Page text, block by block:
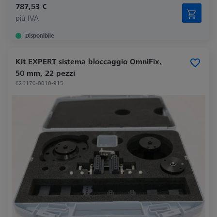
787,53 €
più IVA
Disponibile
Kit EXPERT sistema bloccaggio OmniFix,
50 mm, 22 pezzi
626170-0010-915